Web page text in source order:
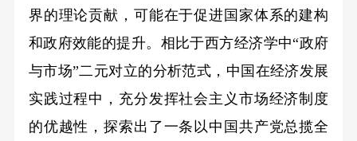
界的理论贡献，可能在于促进国家体系的建构
和政府效能的提升。相比于西方经济学中“政府
与市场”二元对立的分析范式，中国在经济发展
实践过程中，充分发挥社会主义市场经济制度
的优越性，探索出了一条以中国共产党总揽全